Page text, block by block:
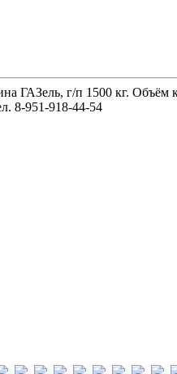
ГАЗель, г/п 1500 кг.
8-951-918-44-54